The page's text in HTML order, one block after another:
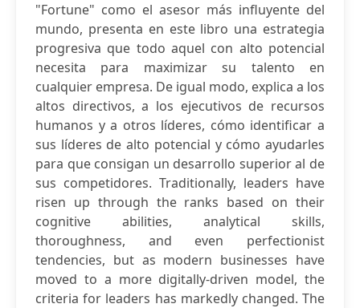
"Fortune" como el asesor más influyente del
mundo, presenta en este libro una estrategia
progresiva que todo aquel con alto potencial
necesita para maximizar su talento en
cualquier empresa. De igual modo, explica a los
altos directivos, a los ejecutivos de recursos
humanos y a otros líderes, cómo identificar a
sus líderes de alto potencial y cómo ayudarles
para que consigan un desarrollo superior al de
sus competidores. Traditionally, leaders have
risen up through the ranks based on their
cognitive abilities, analytical skills,
thoroughness, and even perfectionist
tendencies, but as modern businesses have
moved to a more digitally-driven model, the
criteria for leaders has markedly changed. The